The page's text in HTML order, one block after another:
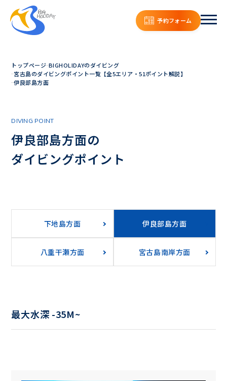
予約フォーム
DIVING POINT
伊良部島方面の
ダイビングポイント
トップページ BIGHOLIDAYのダイビング
宮古島のダイビングポイント一覧【全5エリア・51ポイント解説】
伊良部島方面
下地島方面 伊良部島方面
八重干瀬方面 宮古島南岸方面
最大水深 -35M~